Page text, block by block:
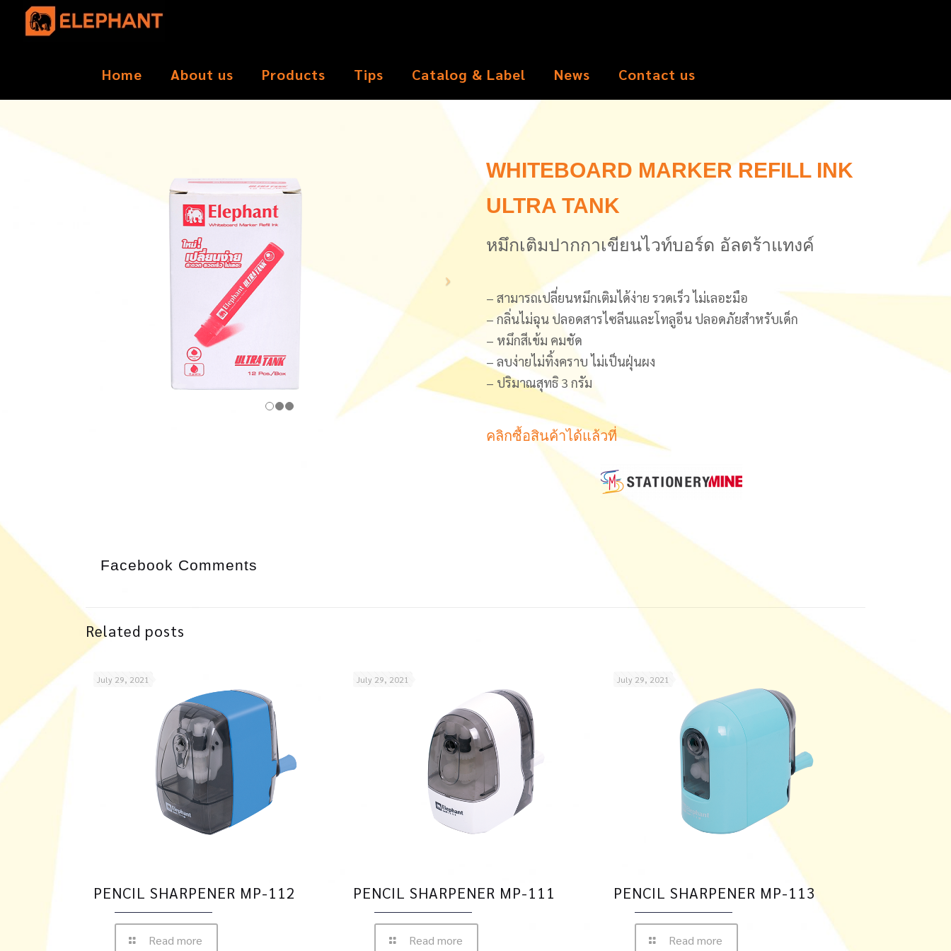
Home About us Products Tips Catalog & Label News Contact us
WHITEBOARD MARKER REFILL INK
ULTRA TANK
หมึกเติมปากกาเขียนไวท์บอร์ด อัลตร้าแทงค์
– สามารถเปลี่ยนหมึกเติมได้ง่าย รวดเร็ว ไม่เลอะมือ
– กลิ่นไม่ฉุน ปลอดสารไซลีนและโทลูอีน ปลอดภัยสำหรับเด็ก
– หมึกสีเข้ม คมชัด
– ลบง่ายไม่ทิ้งคราบ ไม่เป็นฝุ่นผง
– ปริมาณสุทธิ 3 กรัม
คลิกซื้อสินค้าได้แล้วที่
Facebook Comments
Related posts
July 29, 2021
PENCIL SHARPENER MP-112
Read more
July 29, 2021
PENCIL SHARPENER MP-111
Read more
July 29, 2021
PENCIL SHARPENER MP-113
Read more